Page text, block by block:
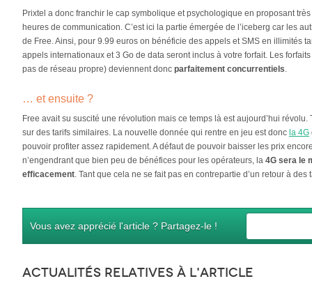
Prixtel a donc franchir le cap symbolique et psychologique en proposant
heures de communication. C’est ici la partie émergée de l’iceberg car les
de Free. Ainsi, pour 9.99 euros on bénéficie des appels et SMS en illimités
appels internationaux et 3 Go de data seront inclus à votre forfait. Les
pas de réseau propre) deviennent donc parfaitement concurrentiels.
… et ensuite ?
Free avait su suscité une révolution mais ce temps là est aujourd’hui
sur des tarifs similaires. La nouvelle donnée qui rentre en jeu est donc la 4G
pouvoir profiter assez rapidement. A défaut de pouvoir baisser les prix
n’engendrant que bien peu de bénéfices pour les opérateurs, la 4G sera le
efficacement. Tant que cela ne se fait pas en contrepartie d’un retour à des
Vous avez apprécié l'article ? Partagez-le !
Actualités relatives à l'article